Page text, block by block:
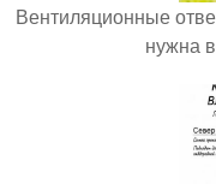
Вентиляционные
нужна